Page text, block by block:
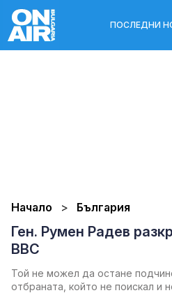
ПОСЛЕДНИ
Начало България
Ген. Румен Радев
ВВС
Той не можел да остане
отбраната, който не поискал и